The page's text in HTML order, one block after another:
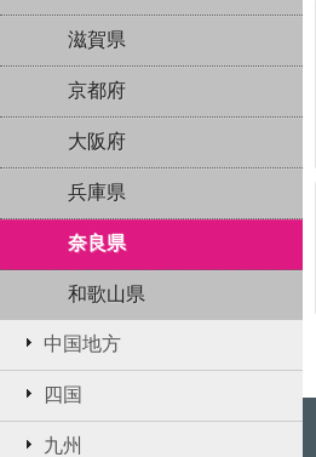
滋賀県
京都府
大阪府
兵庫県
奈良県
和歌山県
中国地方
四国
九州